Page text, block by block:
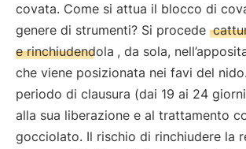
covata. Come si attua il blocco di
genere di strumenti? Si procede
e rinchiudendola , da sola,
che viene posizionata nei favi del
periodo di clausura (dai 19 ai 24
alla sua liberazione e al trattamento
gocciolato. Il rischio di rinchiudere la